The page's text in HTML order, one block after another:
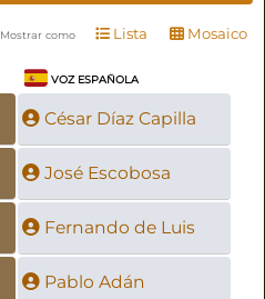
Mostrar como Lista Mosaico
VOZ ESPAÑOLA
César Díaz Capilla
José Escobosa
Fernando de Luis
Pablo Adán